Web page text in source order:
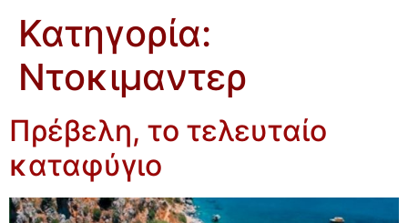
Κατηγορία:
Ντοκιμαντερ
Πρέβελη, το τελευταίο
καταφύγιο